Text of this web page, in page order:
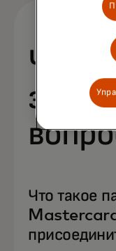
Часто
Что такое